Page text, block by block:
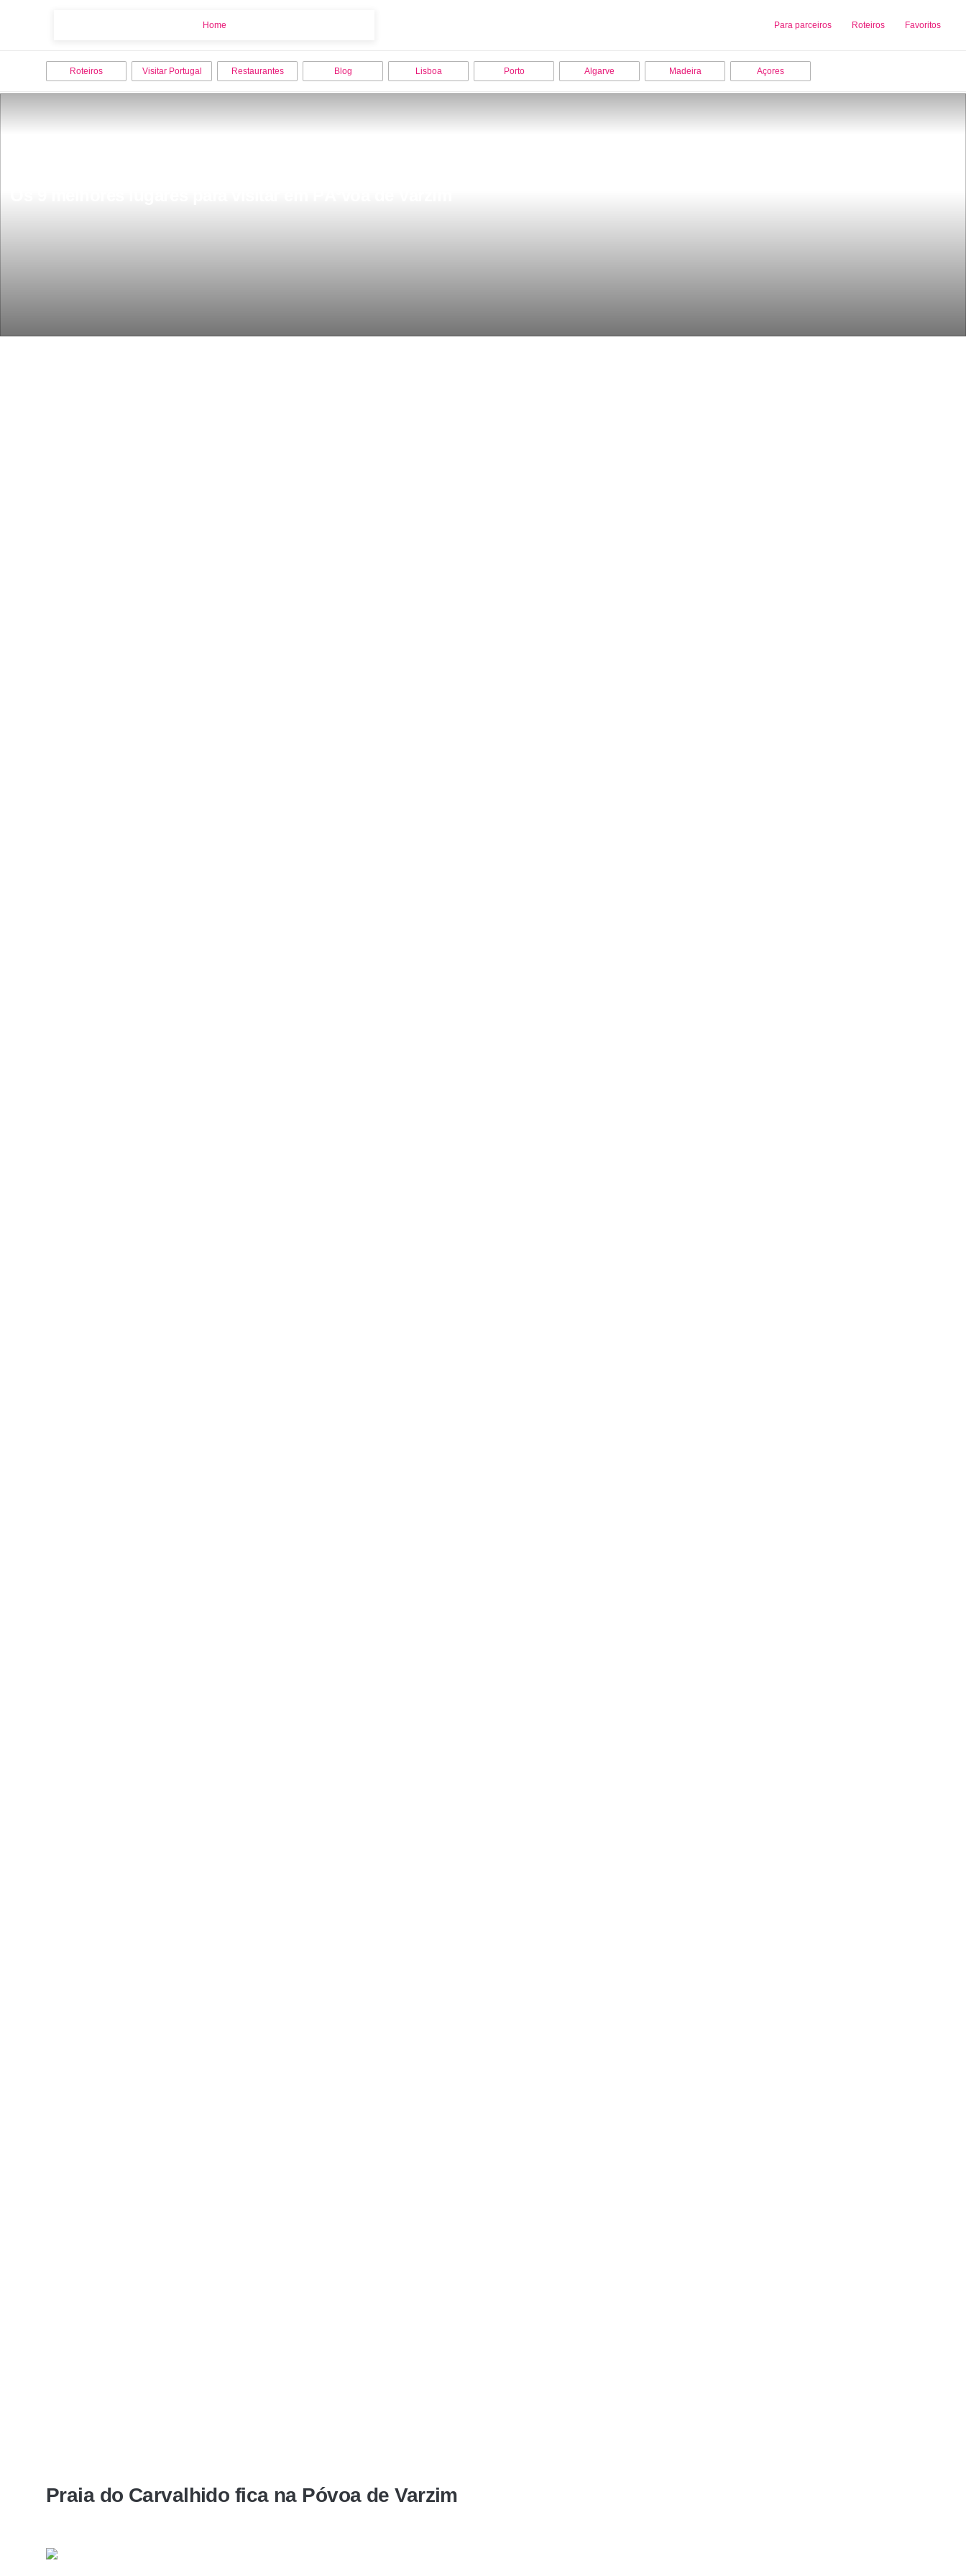
Home Para parceiros Roteiros Favoritos
Sobre nós Adicionar uma Empresa
Roteiros Visitar Portugal Restaurantes Blog Lisboa Porto Algarve Madeira Açores
Praia do Carvalhido fica na Póvoa de Varzim